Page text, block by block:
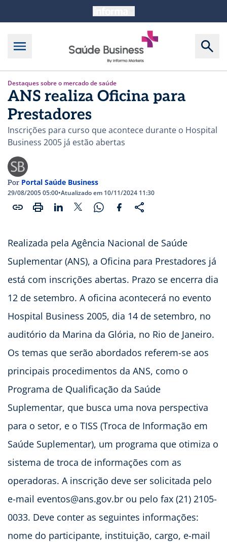
Destaques sobre o mercado de saúde
ANS realiza Oficina para
Prestadores
Inscrições para curso que acontece durante o Hospital
Business 2005 já estão abertas
Por Portal Saúde Business
29/08/2005 05:00•Atualizado em 10/11/2024 11:30
Realizada pela Agência Nacional de Saúde
Suplementar (ANS), a Oficina para Prestadores já
está com inscrições abertas. Prazo se encerra dia
12 de setembro. A oficina acontecerá no evento
Hospital Business 2005, dia 14 de setembro, no
auditório da Marina da Glória, no Rio de Janeiro.
Os temas que serão abordados referem-se aos
principais procedimentos da ANS, como o
Programa de Qualificação da Saúde
Suplementar, que busca uma nova perspectiva
para o setor, e o TISS (Troca de Informação em
Saúde Suplementar), um programa que otimiza o
sistema de troca de informações com as
operadoras. A inscrição deve ser solicitada pelo
e-mail eventos@ans.gov.br ou pelo fax (21) 2105-
0033. Deve conter as seguintes informações:
nome do participante, instituição, cargo, e-mail